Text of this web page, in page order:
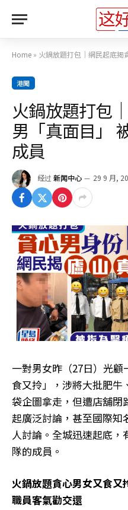
Home » 火鍋放題打包｜網民起底揭
港聞
火鍋放題打包
男「真面目」
成員
经过 新闻中心 29 9 月,
一對男女昨（27日）光
食又拎」，涉將大批肥
袋企圖拿走，但遭店舖閉
起廣泛討論，甚至國際
人討論。全城迅速起底
隊的成員。
火鍋放題貪心男女又食又
職員客氣勸交還